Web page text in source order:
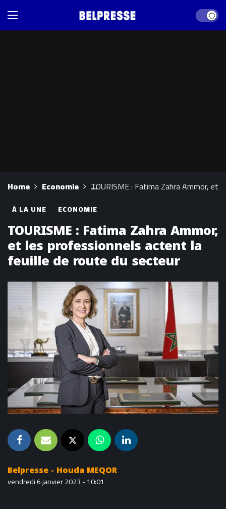
Dark
Home Economie TOURISME : Fatima Zahra Ammor,
À LA UNE ECONOMIE
TOURISME : Fatima Zahra Ammor,
et les professionnels actent la
feuille de route du secteur
Belpresse - Houda MEQOR
vendredi 6 janvier 2023 - 10:01